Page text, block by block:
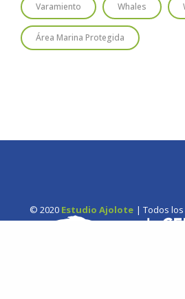
Varamiento Whales
Área Marina Protegida
© 2020 Estudio Ajolote | Todos